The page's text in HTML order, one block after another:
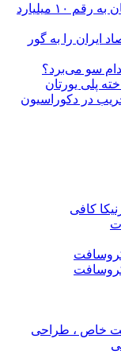
افزایش حجم تجارت بین ایران و پاکستان به رقم ۱۰ میلیارد
ایران را به گور
سو می‌برد؟
پلی یورتان
در دکوراسیون
کافی
خاص ، طراحی